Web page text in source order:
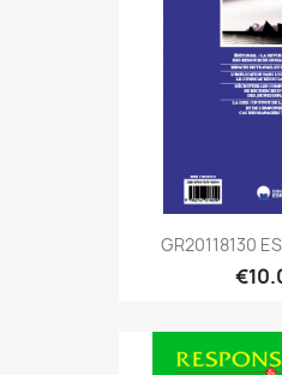
GR20118130